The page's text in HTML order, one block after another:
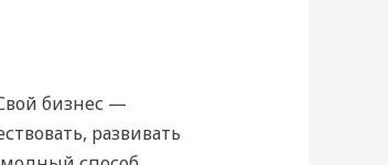
бизнес —
развивать